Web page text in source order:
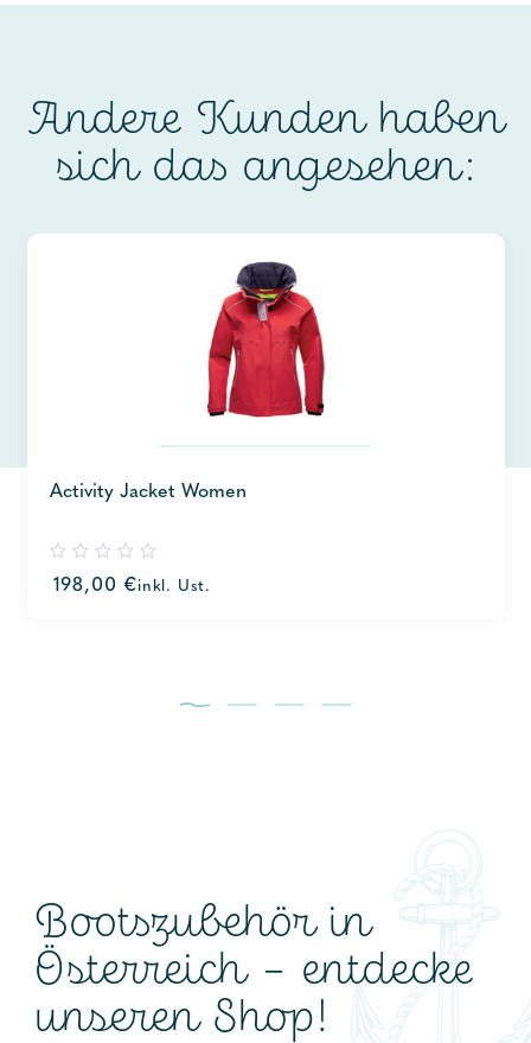
Andere Kunden haben
sich das angesehen:
Activity Jacket Women
out
198,00€inkl. Ust.
Bootszubehör in
Österreich – entdecke
unseren Shop!